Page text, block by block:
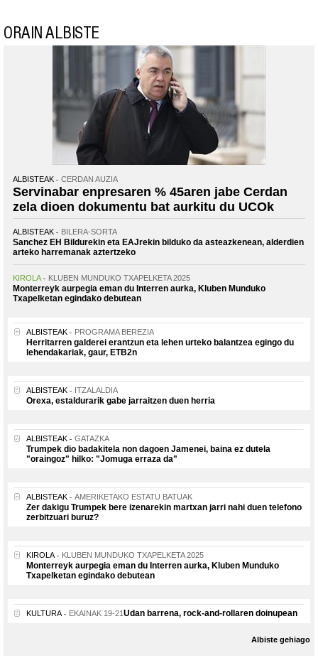
ORAIN ALBISTE
ALBISTEAK CERDAN AUZIA
Servinabar enpresaren % 45aren jabe Cerdan
zela dioen dokumentu bat aurkitu du UCOk
ALBISTEAK BILERA-SORTA
Sanchez EH Bildurekin eta EAJrekin bilduko da asteazkenean, alderdien
arteko harremanak aztertzeko
KIROLA KLUBEN MUNDUKO TXAPELKETA 2025
Monterreyk aurpegia eman du Interren aurka, Kluben Munduko
Txapelketan egindako debutean
ALBISTEAK PROGRAMA BEREZIA
Herritarren galderei erantzun eta lehen urteko balantzea egingo du
lehendakariak, gaur, ETB2n
ALBISTEAK ITZALALDIA
Orexa, estaldurarik gabe jarraitzen duen herria
ALBISTEAK GATAZKA
Trumpek dio badakitela non dagoen Jamenei, baina ez dutela
"oraingoz" hilko: "Jomuga erraza da"
ALBISTEAK AMERIKETAKO ESTATU BATUAK
Zer dakigu Trumpek bere izenarekin martxan jarri nahi duen telefono
zerbitzuari buruz?
KIROLA KLUBEN MUNDUKO TXAPELKETA 2025
Monterreyk aurpegia eman du Interren aurka, Kluben Munduko
Txapelketan egindako debutean
KULTURA EKAINAK 19-21Udan barrena, rock-and-rollaren doinupean
Albiste gehiago